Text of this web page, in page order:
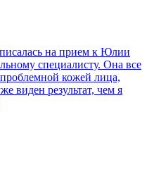
на прием к Юлии
специалисту. Она все
кожей лица,
виден результат, чем я